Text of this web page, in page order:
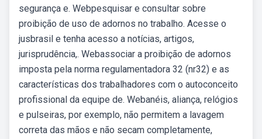
segurança e. Webpesquisar e consultar sobre
proibição de uso de adornos no trabalho. Acesse o
jusbrasil e tenha acesso a notícias, artigos,
jurisprudência,. Webassociar a proibição de adornos
imposta pela norma regulamentadora 32 (nr32) e as
características dos trabalhadores com o autoconceito
profissional da equipe de. Webanéis, aliança, relógios
e pulseiras, por exemplo, não permitem a lavagem
correta das mãos e não secam completamente,